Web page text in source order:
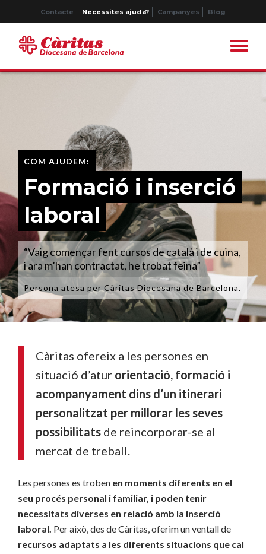
Contacte Necessites ajuda? Campanyes Blog
COM AJUDEM:
Formació i inserció
laboral
“Vaig començar fent cursos de català i de cuina,
i ara m’han contractat, he trobat feina”
Persona atesa per Càritas Diocesana de Barcelona.
Càritas ofereix a les persones en
situació d’atur orientació, formació i
acompanyament dins d’un itinerari
personalitzat per millorar les seves
possibilitats de reincorporar-se al
mercat de treball.
Les persones es troben en moments diferents en el
seu procés personal i familiar, i poden tenir
necessitats diverses en relació amb la inserció
laboral. Per això, des de Càritas, oferim un ventall de
recursos adaptats a les diferents situacions que cal